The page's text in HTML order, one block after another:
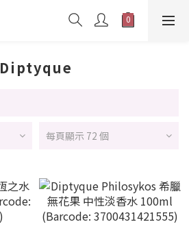
Diptyque
每頁顯示 72 個